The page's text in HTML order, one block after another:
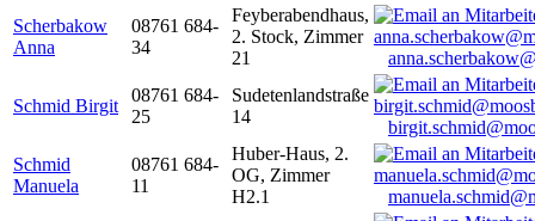
Scherbakow
Anna
08761 684-
34
Feyberabendhaus,
2. Stock, Zimmer
21
Schmid Birgit
08761 684-
25
Sudetenlandstraße
14
Schmid
Manuela
08761 684-
11
Huber-Haus, 2.
OG, Zimmer
H2.1